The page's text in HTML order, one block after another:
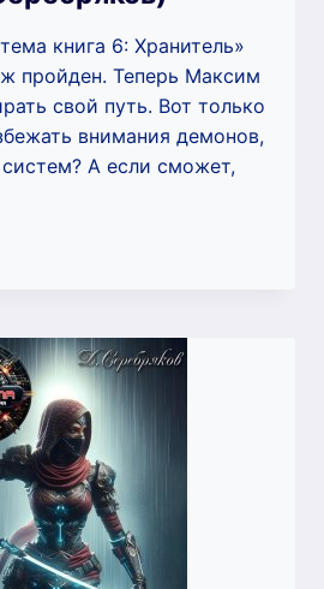
книга 6: Хранитель»
пройден. Теперь Максим
свой путь. Вот только
внимания демонов,
А если сможет,